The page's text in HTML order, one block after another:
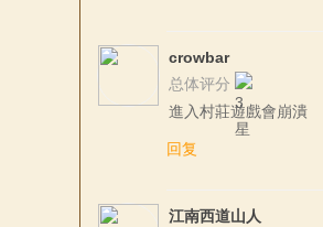
crowbar
总体评分
進入村莊遊戲會崩潰
回复
江南西道山人